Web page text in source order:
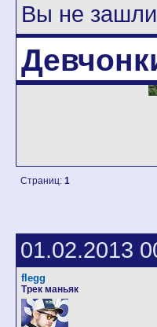
Вы не
Страниц: 1
01.02.2013
flegg
Трек маньяк